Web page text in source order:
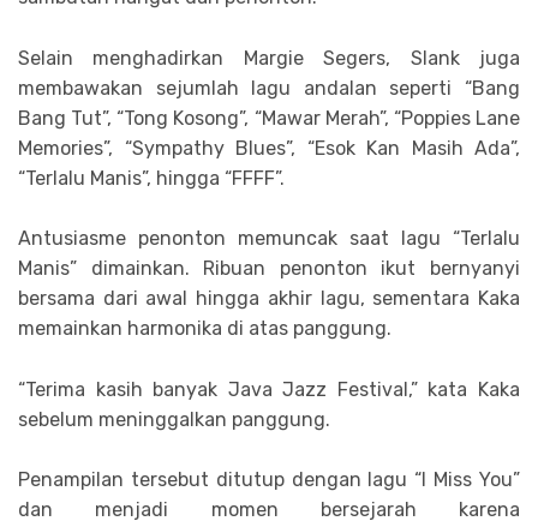
Selain menghadirkan Margie Segers, Slank juga
membawakan sejumlah lagu andalan seperti “Bang
Bang Tut”, “Tong Kosong”, “Mawar Merah”, “Poppies Lane
Memories”, “Sympathy Blues”, “Esok Kan Masih Ada”,
“Terlalu Manis”, hingga “FFFF”.
Antusiasme penonton memuncak saat lagu “Terlalu
Manis” dimainkan. Ribuan penonton ikut bernyanyi
bersama dari awal hingga akhir lagu, sementara Kaka
memainkan harmonika di atas panggung.
“Terima kasih banyak Java Jazz Festival,” kata Kaka
sebelum meninggalkan panggung.
Penampilan tersebut ditutup dengan lagu “I Miss You”
dan menjadi momen bersejarah karena